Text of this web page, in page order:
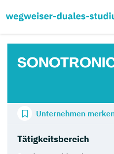
Tätigkeitsbereich
Unternehmen